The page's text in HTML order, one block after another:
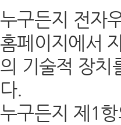
누구든지 전자
홈페이지에서
의 기술적 장치
다.
누구든지 제1